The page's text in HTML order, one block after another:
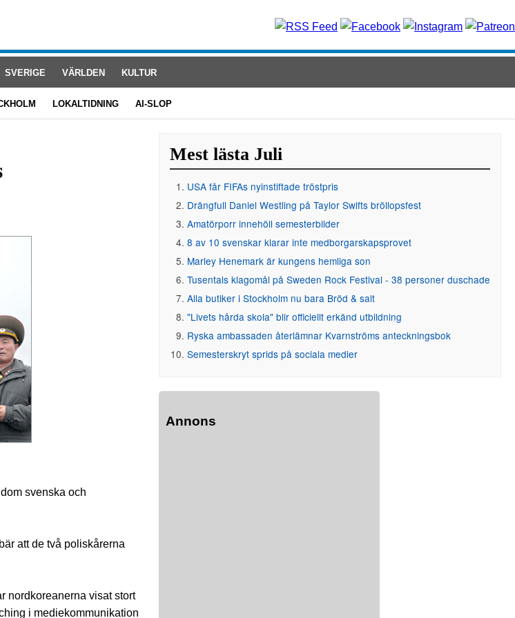
SVERIGE VÄRLDEN KULTUR
LOKALTIDNING AI-SLOP
svenska och
att de två poliskårerna
nordkoreanerna visat stort
i mediekommunikation
Mest lästa Juli
USA får FIFAs nyinstiftade tröstpris
Drängfull Daniel Westling på Taylor Swifts bröllopsfest
Amatörporr innehöll semesterbilder
8 av 10 svenskar klarar inte medborgarskapsprovet
Marley Henemark är kungens hemliga son
Tusentals klagomål på Sweden Rock Festival - 38 personer duschade
Alla butiker i Stockholm nu bara Bröd & salt
"Livets hårda skola" blir officiellt erkänd utbildning
Ryska ambassaden återlämnar Kvarnströms anteckningsbok
Semesterskryt sprids på sociala medier
Annons